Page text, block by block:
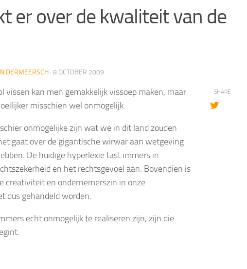
er over de kwaliteit van de
DERMEERSCH · 8 OCTOBER 2009
vissen kan men gemakkelijk vissoep maken, maar
misschien wel onmogelijk.
onmogelijke zijn wat we in dit land zouden
gaat over de gigantische wirwar aan wetgeving
De huidige hyperlexie tast immers in
en het rechtsgevoel aan. Bovendien is
creativiteit en ondernemerszin in onze
dus gehandeld worden.
echt onmogelijk te realiseren zijn, zijn die
SHARE